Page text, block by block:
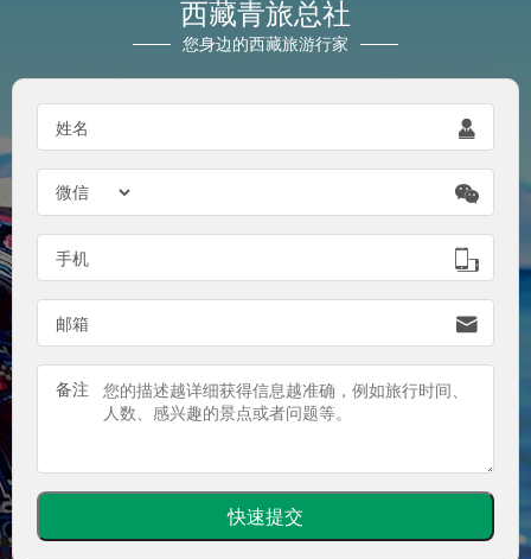
西藏青旅总社
您身边的西藏旅游行家
姓名 

手机 
邮箱 
备注